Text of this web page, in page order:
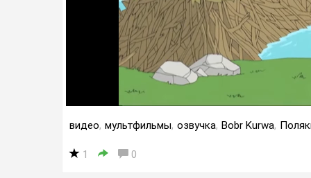
видео, мультфильмы, озвучка, Bobr Kurwa,
1 0